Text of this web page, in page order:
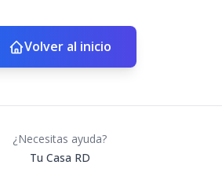
Volver al inicio
¿Necesitas ayuda?
Tu Casa RD